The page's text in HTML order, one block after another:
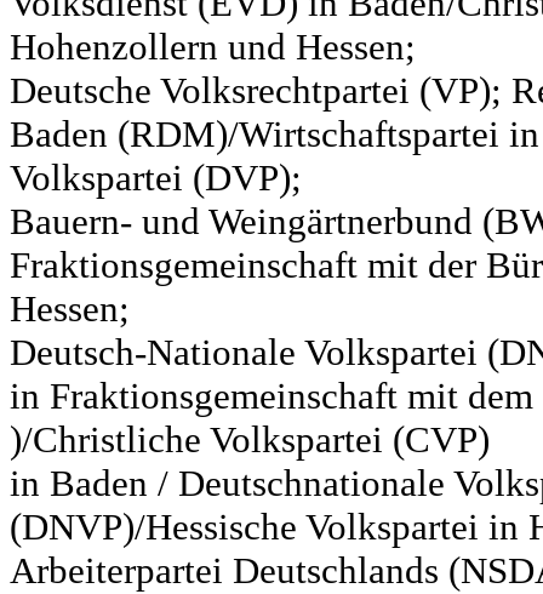
Hohenzollern und Hessen;
Deutsche Volksrechtpartei (VP);
Baden (RDM)/Wirtschaftspartei
Volkspartei (DVP);
Bauern- und Weingärtnerbund
Fraktionsgemeinschaft mit der
Hessen;
Deutsch-Nationale Volkspartei
in Fraktionsgemeinschaft mit
)/Christliche Volkspartei (CVP)
in Baden / Deutschnationale
(DNVP)/Hessische Volkspartei in
Arbeiterpartei Deutschlands